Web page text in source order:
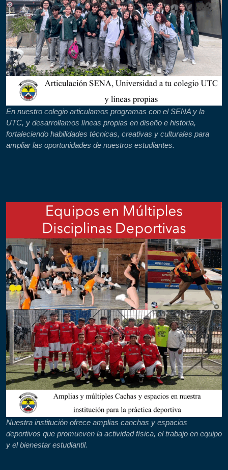
En nuestro colegio articulamos programas con el SENA y la
UTC, y desarrollamos líneas propias en diseño e historia,
fortaleciendo habilidades técnicas, creativas y culturales para
ampliar las oportunidades de nuestros estudiantes.
Nuestra institución ofrece amplias canchas y espacios
deportivos que promueven la actividad física, el trabajo en equipo
y el bienestar estudiantil.